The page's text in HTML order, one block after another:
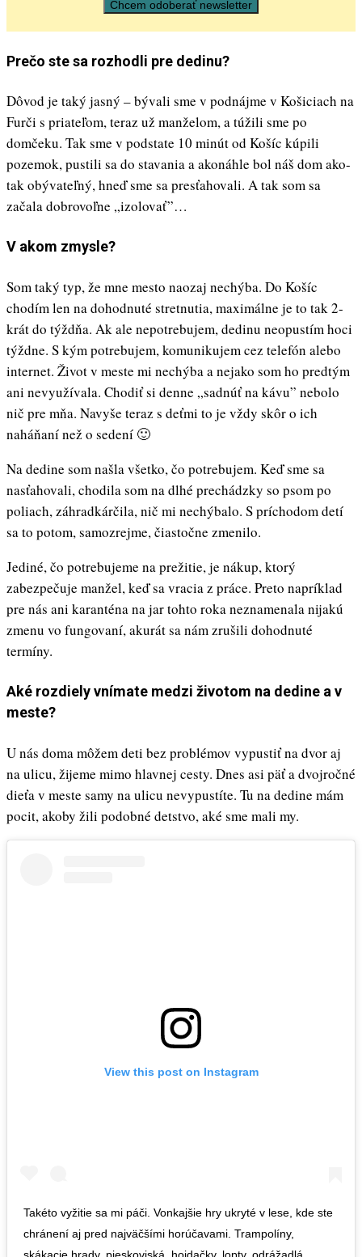
Prečo ste sa rozhodli pre dedinu?
Dôvod je taký jasný – bývali sme v podnájme v Košiciach na
Furči s priateľom, teraz už manželom, a túžili sme po
domčeku. Tak sme v podstate 10 minút od Košíc kúpili
pozemok, pustili sa do stavania a akonáhle bol náš dom ako-
tak obývateľný, hneď sme sa presťahovali. A tak som sa
začala dobrovoľne „izolovať”…
V akom zmysle?
Som taký typ, že mne mesto naozaj nechýba. Do Košíc
chodím len na dohodnuté stretnutia, maximálne je to tak 2-
krát do týždňa. Ak ale nepotrebujem, dedinu neopustím hoci
týždne. S kým potrebujem, komunikujem cez telefón alebo
internet. Život v meste mi nechýba a nejako som ho predtým
ani nevyužívala. Chodiť si denne „sadnúť na kávu” nebolo
nič pre mňa. Navyše teraz s deťmi to je vždy skôr o ich
naháňaní než o sedení 🙂
Na dedine som našla všetko, čo potrebujem. Keď sme sa
nasťahovali, chodila som na dlhé prechádzky so psom po
poliach, záhradkárčila, nič mi nechýbalo. S príchodom detí
sa to potom, samozrejme, čiastočne zmenilo.
Jediné, čo potrebujeme na prežitie, je nákup, ktorý
zabezpečuje manžel, keď sa vracia z práce. Preto napríklad
pre nás ani karanténa na jar tohto roka neznamenala nijakú
zmenu vo fungovaní, akurát sa nám zrušili dohodnuté
termíny.
Aké rozdiely vnímate medzi životom na dedine a v
meste?
U nás doma môžem deti bez problémov vypustiť na dvor aj
na ulicu, žijeme mimo hlavnej cesty. Dnes asi päť a dvojročné
dieťa v meste samy na ulicu nevypustíte. Tu na dedine mám
pocit, akoby žili podobné detstvo, aké sme mali my.
View this post on Instagram
Takéto vyžitie sa mi páči. Vonkajšie hry ukryté v lese, kde ste
chránení aj pred najväčšími horúčavami. Trampolíny,